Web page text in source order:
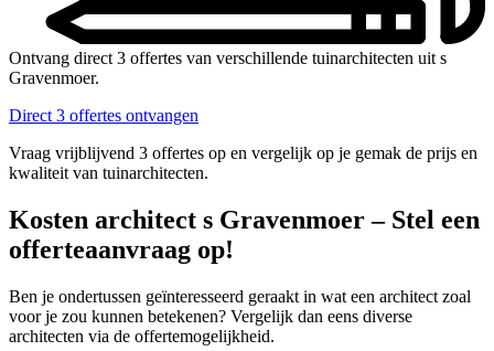
Ontvang direct 3 offertes van verschillende tuinarchitecten uit s
Gravenmoer.
Direct 3 offertes ontvangen
Vraag vrijblijvend 3 offertes op en vergelijk op je gemak de prijs en
kwaliteit van tuinarchitecten.
Kosten architect s Gravenmoer – Stel een
offerteaanvraag op!
Ben je ondertussen geïnteresseerd geraakt in wat een architect zoal
voor je zou kunnen betekenen? Vergelijk dan eens diverse
architecten via de offertemogelijkheid.